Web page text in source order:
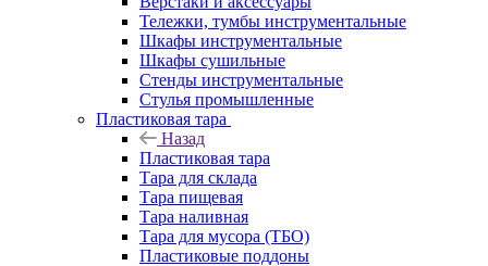
Тележки, тумбы инструментальные
Шкафы инструментальные
Шкафы сушильные
Стенды инструментальные
Cтулья промышленные
Пластиковая тара
Назад
Пластиковая тара
Тара для склада
Тара пищевая
Тара наливная
Тара для мусора (ТБО)
Пластиковые поддоны